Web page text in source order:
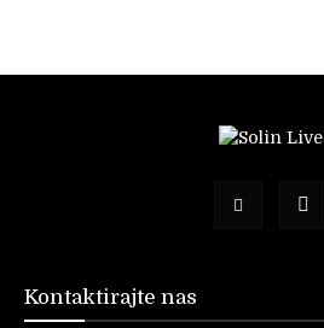
Kontaktirajte nas